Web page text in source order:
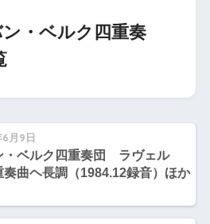
・ベルク四重奏
月9日
・ベルク四重奏団 ラヴェル
奏曲ヘ長調（1984.12録音）ほか